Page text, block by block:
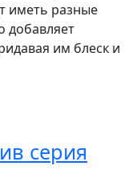
иметь разные
добавляет
им блеск и
серия